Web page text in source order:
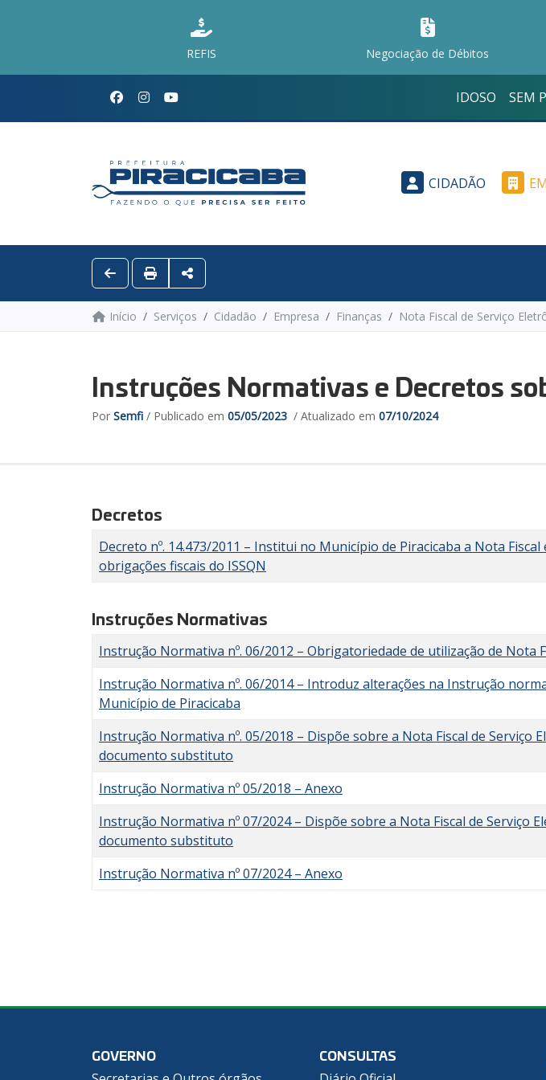
REFIS Negociação de Débitos
IDOSO SEM
CIDADÃO
Início Serviços Cidadão Empresa Finanças Nota Fiscal de Serviço
Instruções Normativas e Decretos
Por Semfi / Publicado em 05/05/2023 / Atualizado em 07/10/2024
Decretos
Decreto nº. 14.473/2011 – Institui no Município de Piracicaba a Nota
obrigações fiscais do ISSQN
Instruções Normativas
Instrução Normativa nº. 06/2012 – Obrigatoriedade de utilização de Nota
Instrução Normativa nº. 06/2014 – Introduz alterações na Instrução
Município de Piracicaba
Instrução Normativa nº. 05/2018 – Dispõe sobre a Nota Fiscal de
documento substituto
Instrução Normativa nº 05/2018 – Anexo
Instrução Normativa nº 07/2024 – Dispõe sobre a Nota Fiscal de Serviço
documento substituto
Instrução Normativa nº 07/2024 – Anexo
GOVERNO CONSULTAS